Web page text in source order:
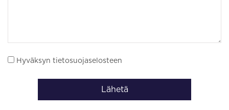
Hyväksyn tietosuojaselosteen
Lähetä